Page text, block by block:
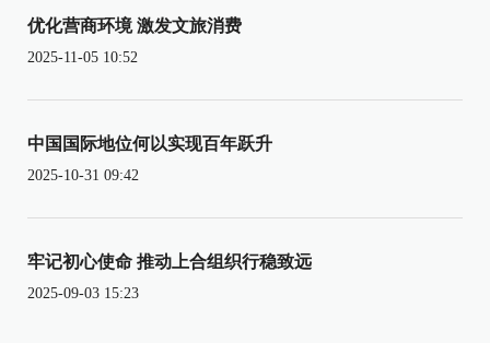
优化营商环境 激发文旅消费
2025-11-05 10:52
中国国际地位何以实现百年跃升
2025-10-31 09:42
牢记初心使命 推动上合组织行稳致远
2025-09-03 15:23